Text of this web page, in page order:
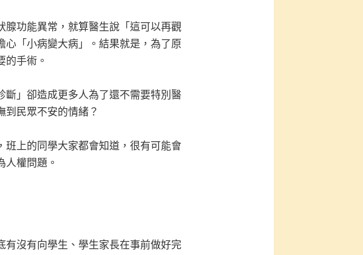
功能異常，就算醫生說「這可以再觀
「小病變大病」。結果就是，為了原
的手術。
斷」卻造成更多人為了還不需要特別醫
到民眾不安的情緒？
班上的同學大家都會知道，很有可能會
人權問題。
有沒有向學生、學生家長在事前做好完